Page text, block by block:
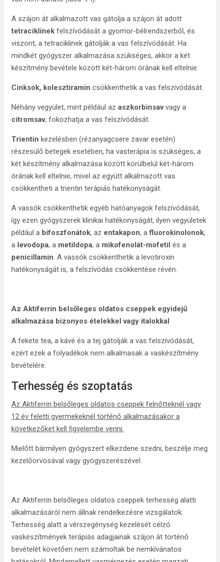
A szájon át alkalmazott vas gátolja a szájon át adott
tetraciklinek felszívódását a gyomor-bélrendszerből, és
viszont, a tetraciklinek gátolják a vas felszívódását. Ha
mindkét gyógyszer alkalmazása szükséges, akkor a két
készítmény bevétele között két-három órának kell eltelnie.
Cinksók, kolesztiramin csökkenthetik a vas felszívódását.
Néhány vegyület, mint például az aszkorbinsavvagy a
citromsav, fokozhatja a vas felszívódását.
Trientin kezelésben (rézanyagcsere zavar esetén)
részesülő betegek esetében, ha vasterápia is szükséges, a
két készítmény alkalmazása között körülbelül két-három
órának kell eltelnie, mivel az együtt alkalmazott vas
csökkentheti a trientin terápiás hatékonyságát.
A vassók csökkenthetik egyéb hatóanyagok felszívódását,
így ezen gyógyszerek klinikai hatékonyságát, ilyen vegyületek
például a bifoszfonátok, az entakapon, afluorokinolonok,
a levodopa, a metildopa, a mikofenolát-mofetil és a
penicillamin. A vassók csökkenthetik a levotiroxin
hatékonyságát is, a felszívódás csökkentése révén.
Az Aktiferrin belsőleges oldatos cseppek egyidejű
alkalmazása bizonyos ételekkel vagy italokkal
A fekete tea, a kávé és a tej gátolják a vas felszívódását,
ezért ezek a folyadékok nem alkalmasak a vaskészítmény
bevételére.
Terhesség és szoptatás
Az Aktiferrin belsőleges oldatos cseppek felnőtteknél vagy
12 év feletti gyermekeknél történő alkalmazásakor a
következőket kell figyelembe venni:
Mielőtt bármilyen gyógyszert elkezdene szedni, beszélje meg
kezelőorvosával vagy gyógyszerészével.
Az Aktiferrin belsőleges oldatos cseppek terhesség alatti
alkalmazásáról nem állnak rendelkezésre vizsgálatok.
Terhesség alatt a vérszegénység kezelését célzó
vaskészítmények terápiás adagjainak szájon át történő
bevételét követően nem számoltak be nemkívánatos